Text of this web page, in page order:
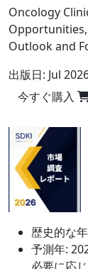
Oncology
Outlook and
出版日: Jul
今すぐ購入
歴史的な
予測年: